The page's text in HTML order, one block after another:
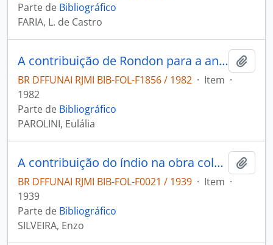
Parte de Bibliográfico
FARIA, L. de Castro
A contribuição de Rondon para a antropologia brasileira
BR DFFUNAI RJMI BIB-FOL-F1856 / 1982 · Item ·
1982
Parte de Bibliográfico
PAROLINI, Eulália
A contribuição do índio na obra colonizadora do Brasil
BR DFFUNAI RJMI BIB-FOL-F0021 / 1939 · Item ·
1939
Parte de Bibliográfico
SILVEIRA, Enzo